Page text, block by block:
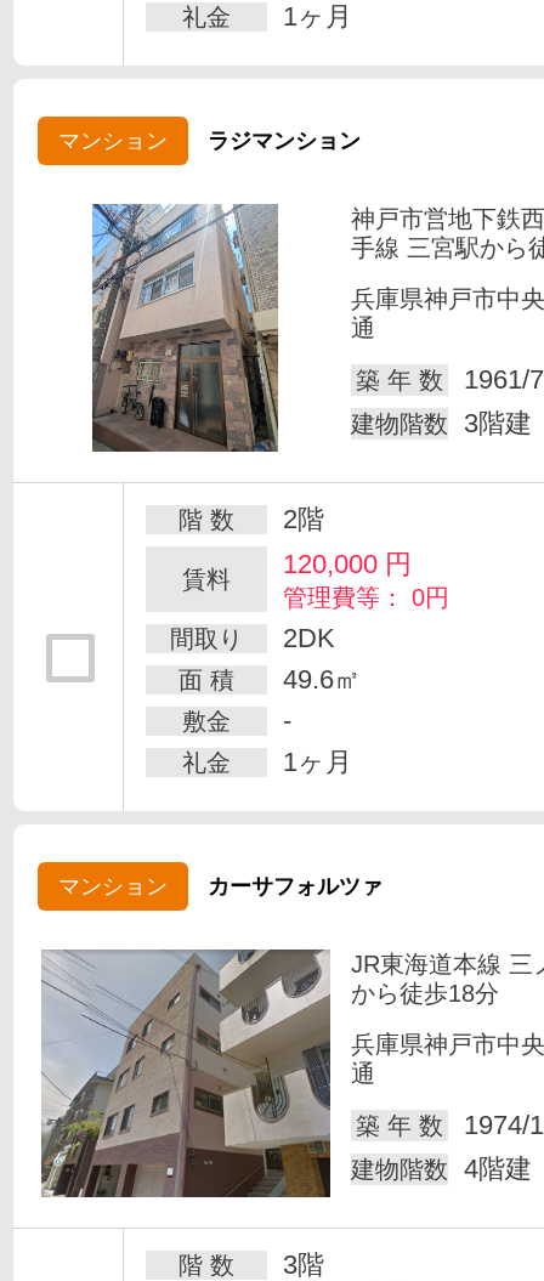
礼金 1ヶ月
マンション ラジマンション
神戸市営地下鉄
手線 三宮駅から
兵庫県神戸市中
通
築 年 数
1961/
建物階数 3階建
階 数 2階
賃料 120,000 円
管理費等： 0円
間取り
2DK
面 積 49.6㎡
敷金 -
礼金 1ヶ月
マンション カーサフォルツァ
JR東海道本線 三
から徒歩18分
兵庫県神戸市中
通
築 年 数
1974/
建物階数 4階建
階 数 3階